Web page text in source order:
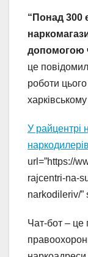
“Понад 300
допомогою
це
роботи
У райцентрі
наркодилерів
url=”https://
rajcentri-na-
narkodileriv/
Чат-бот – це